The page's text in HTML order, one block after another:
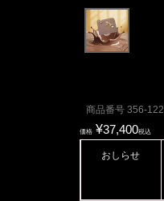
商品番号 356-
価格 ¥37,400税込
おしらせ